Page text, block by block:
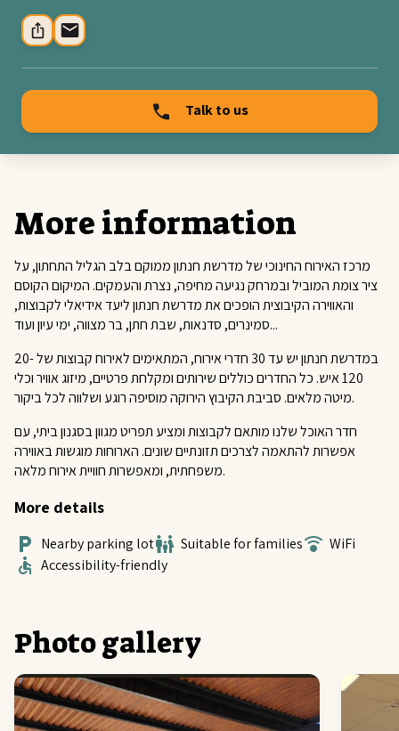
Talk to us
More information
מרכז האירוח החינוכי של מדרשת חנתון ממוקם בלב הגליל התחתון, על
ציר צומת המוביל ובמרחק נגיעה מחיפה, נצרת והעמקים. המיקום הקוסם
והאווירה הקיבוצית הופכים את מדרשת חנתון ליעד אידיאלי לקבוצות,
סמינרים, סדנאות, שבת חתן, בר מצווה, ימי עיון ועוד...
במדרשת חנתון יש עד 30 חדרי אירוח, המתאימים לאירוח קבוצות של 20-
120 איש. כל החדרים כוללים שירותים ומקלחת פרטיים, מיזוג אוויר וכלי
מיטה מלאים. סביבת הקיבוץ הירוקה מוסיפה רוגע ושלווה לכל ביקור.
חדר האוכל שלנו מותאם לקבוצות ומציע תפריט מגוון בסגנון ביתי, עם
אפשרות להתאמה לצרכים תזונתיים שונים. הארוחות מוגשות באווירה
משפחתית, ומאפשרות חוויית אירוח מלאה.
More details
Nearby parking lot Suitable for families
WiFi
Accessibility-friendly
Photo gallery